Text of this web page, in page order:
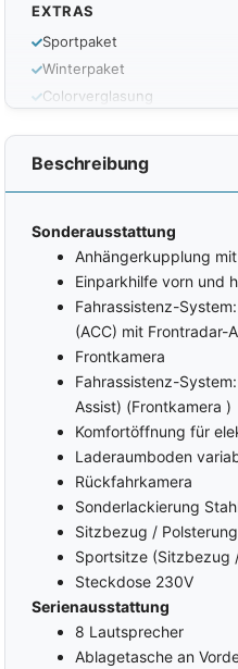
EXTRAS
Sportpaket
Winterpaket
Colorverglasung
AHK schwenkbar
Heckscheibe beheizbar
Gepäckraumabdeckung
Variabler Ladeboden
Heckspoiler
INTERIOR
Zentralverriegelung mit
Keyless Entry
Keyless-Go
Coming-Home-Funktion
Leaving-Home-Funktion
Außenspiegel elektrisch
verstellbar
Außenspiegel beheizbar
Außenspiegel elektrisch
anklappbar
Elektrische Fensterheber
Beschreibung
Sonderausstattung
Anhängerkupplung
Einparkhilfe vorn und
Fahrassistenz-
(ACC) mit Frontradar-
Frontkamera
Fahrassistenz-
Assist) (Frontkamera )
Komfortöffnung für
Laderaumboden
Rückfahrkamera
Sonderlackierung
Sitzbezug /
Sportsitze (Sitzbezug
Steckdose 230V
Serienausstattung
8 Lautsprecher
Ablagetasche an